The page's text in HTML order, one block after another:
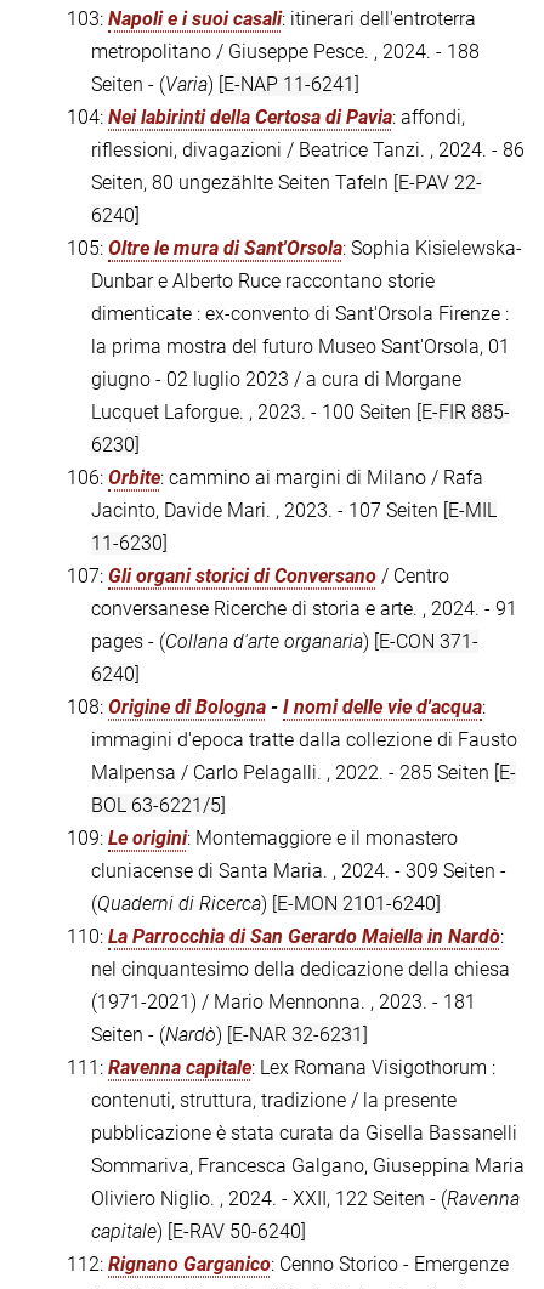
103: Napoli e i suoi casali: itinerari dell'entroterra
metropolitano / Giuseppe Pesce. , 2024. - 188
Seiten - (Varia) [E-NAP 11-6241]
104: Nei labirinti della Certosa di Pavia: affondi,
riflessioni, divagazioni / Beatrice Tanzi. , 2024. - 86
Seiten, 80 ungezählte Seiten Tafeln [E-PAV 22-
6240]
105: Oltre le mura di Sant'Orsola: Sophia Kisielewska-
Dunbar e Alberto Ruce raccontano storie
dimenticate : ex-convento di Sant'Orsola Firenze :
la prima mostra del futuro Museo Sant'Orsola, 01
giugno - 02 luglio 2023 / a cura di Morgane
Lucquet Laforgue. , 2023. - 100 Seiten [E-FIR 885-
6230]
106: Orbite: cammino ai margini di Milano / Rafa
Jacinto, Davide Mari. , 2023. - 107 Seiten [E-MIL
11-6230]
107: Gli organi storici di Conversano / Centro
conversanese Ricerche di storia e arte. , 2024. - 91
pages - (Collana d'arte organaria) [E-CON 371-
6240]
108: Origine di Bologna - I nomi delle vie d'acqua:
immagini d'epoca tratte dalla collezione di Fausto
Malpensa / Carlo Pelagalli. , 2022. - 285 Seiten [E-
BOL 63-6221/5]
109: Le origini: Montemaggiore e il monastero
cluniacense di Santa Maria. , 2024. - 309 Seiten -
(Quaderni di Ricerca) [E-MON 2101-6240]
110: La Parrocchia di San Gerardo Maiella in Nardò:
nel cinquantesimo della dedicazione della chiesa
(1971-2021) / Mario Mennonna. , 2023. - 181
Seiten - (Nardò) [E-NAR 32-6231]
111: Ravenna capitale: Lex Romana Visigothorum :
contenuti, struttura, tradizione / la presente
pubblicazione è stata curata da Gisella Bassanelli
Sommariva, Francesca Galgano, Giuseppina Maria
Oliviero Niglio. , 2024. - XXII, 122 Seiten - (Ravenna
capitale) [E-RAV 50-6240]
112: Rignano Garganico: Cenno Storico - Emergenze